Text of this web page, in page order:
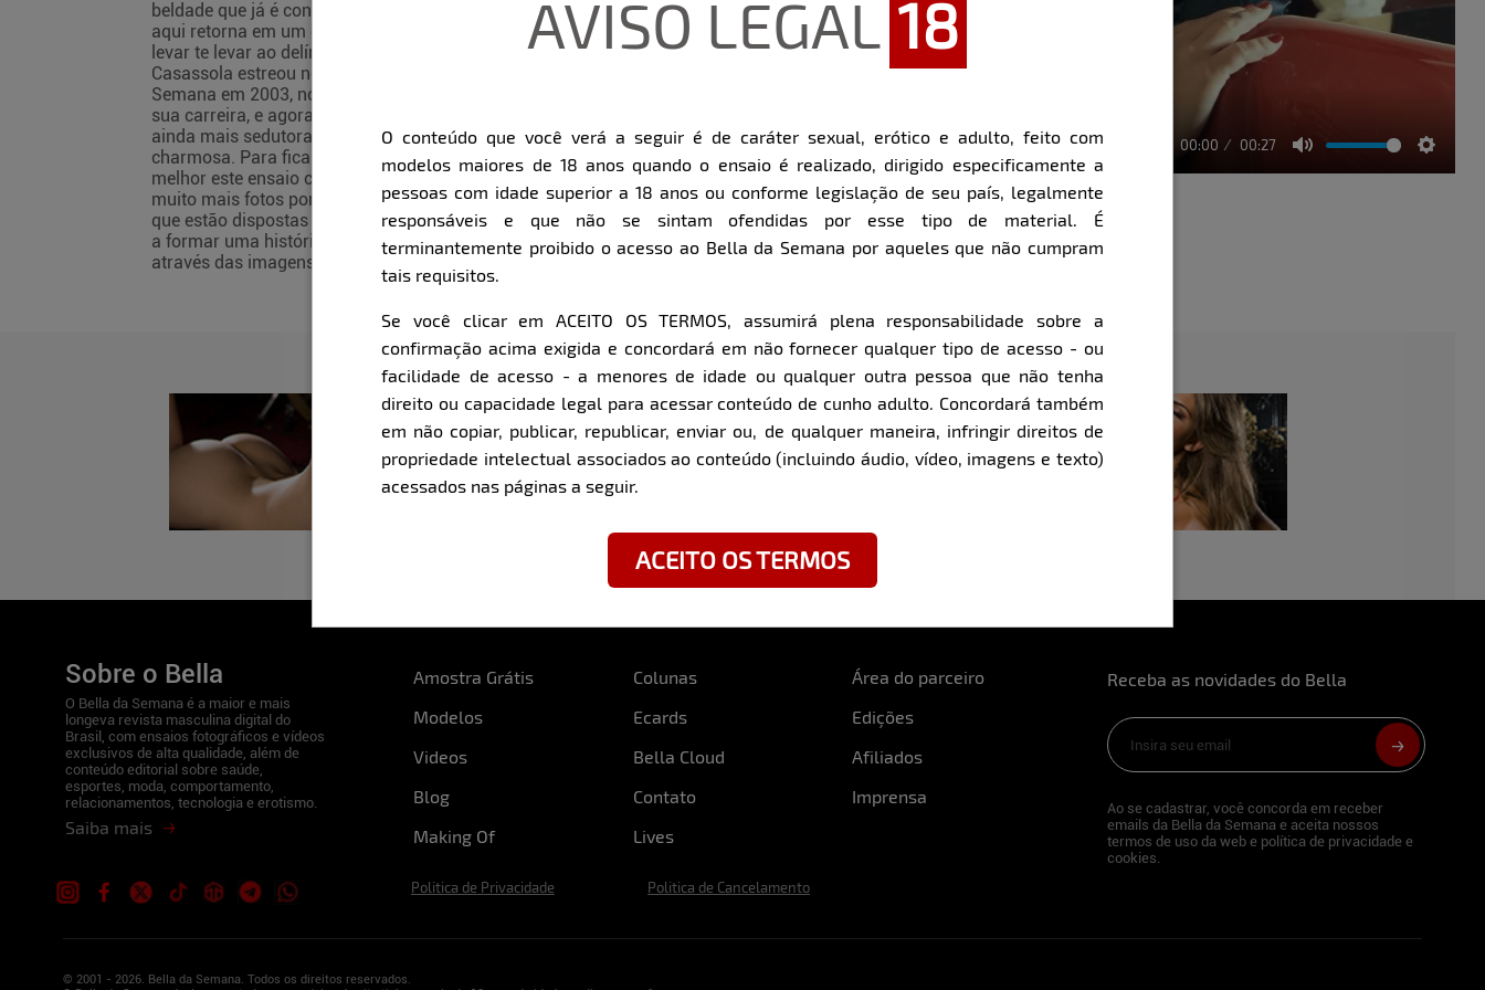
beldade que já é conhecida por
aqui retorna em um ensaio para
levar te levar ao delírio. Natália
Casassola estreou no Bella da
Semana em 2003, no início de
sua carreira, e agora retorna
ainda mais sedutora, sexy e
charmosa. Para ficar ainda
melhor este ensaio conta com
muito mais fotos por sessão,
que estão dispostas de maneira
a formar uma história contada
através das imagens.
RestartRewind
10s
Play Forward
10s
00:00 00:27
Download
AVISO LEGAL 18
O conteúdo que você verá a seguir é de caráter sexual, erótico e adulto, feito com
modelos maiores de 18 anos quando o ensaio é realizado, dirigido especificamente a
pessoas com idade superior a 18 anos ou conforme legislação de seu país, legalmente
responsáveis e que não se sintam ofendidas por esse tipo de material. É
terminantemente proibido o acesso ao Bella da Semana por aqueles que não cumpram
tais requisitos.
Se você clicar em ACEITO OS TERMOS, assumirá plena responsabilidade sobre a
confirmação acima exigida e concordará em não fornecer qualquer tipo de acesso - ou
facilidade de acesso - a menores de idade ou qualquer outra pessoa que não tenha
direito ou capacidade legal para acessar conteúdo de cunho adulto. Concordará também
em não copiar, publicar, republicar, enviar ou, de qualquer maneira, infringir direitos de
propriedade intelectual associados ao conteúdo (incluindo áudio, vídeo, imagens e texto)
acessados nas páginas a seguir.
ACEITO OS TERMOS
Sobre o Bella
O Bella da Semana é a maior e mais
longeva revista masculina digital do
Brasil, com ensaios fotográficos e vídeos
exclusivos de alta qualidade, além de
conteúdo editorial sobre saúde,
esportes, moda, comportamento,
relacionamentos, tecnologia e erotismo.
Saiba mais
Amostra Grátis Colunas
Área do parceiro
Modelos
Ecards
Edições
Videos
Bella Cloud
Afiliados
Blog
Contato
Imprensa
Making Of
Lives
Receba as novidades do Bella
Ao se cadastrar, você concorda em receber
emails da Bella da Semana e aceita nossos
termos de uso da web e política de privacidade e
cookies.
Politica de Privacidade Politica de Cancelamento
© 2001 - 2026. Bella da Semana. Todos os direitos reservados.